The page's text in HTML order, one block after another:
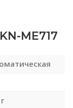
ME717